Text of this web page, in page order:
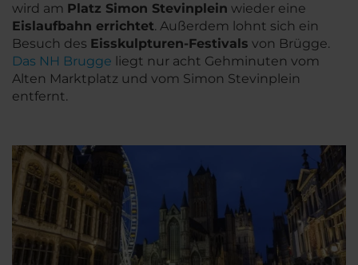
wird am Platz Simon Stevinplein wieder eine
Eislaufbahn errichtet. Außerdem lohnt sich ein
Besuch des Eisskulpturen-Festivals von Brügge.
Das NH Brugge liegt nur acht Gehminuten vom
Alten Marktplatz und vom Simon Stevinplein
entfernt.